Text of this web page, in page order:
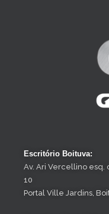
Escritório Boituva:
Av. Ari Vercellino esq.
10
Portal Ville Jardins,